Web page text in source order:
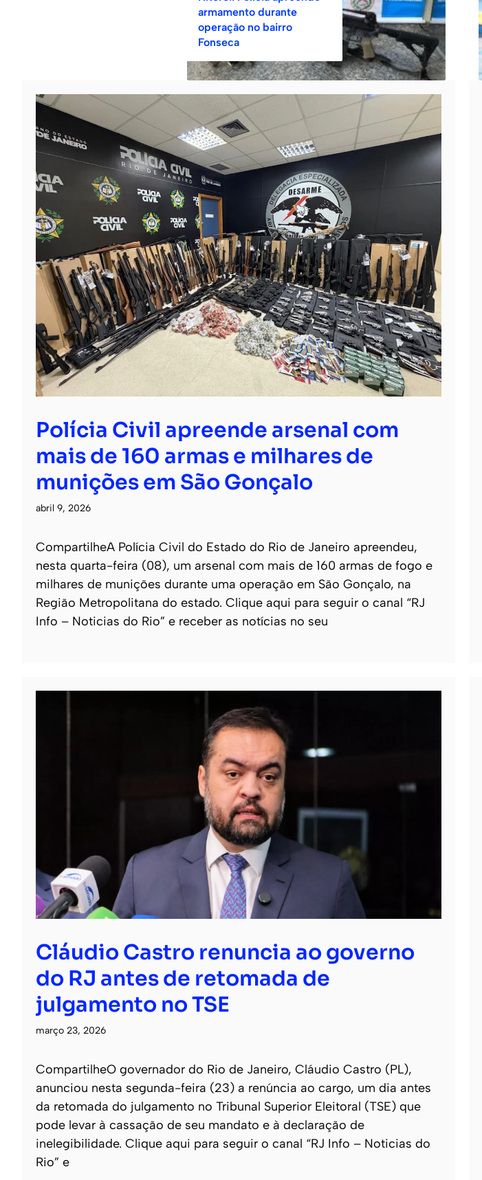
armamento durante
operação no bairro
Fonseca
Polícia Civil apreende arsenal com
mais de 160 armas e milhares de
munições em São Gonçalo
abril 9, 2026
CompartilheA Polícia Civil do Estado do Rio de Janeiro apreendeu,
nesta quarta-feira (08), um arsenal com mais de 160 armas de fogo e
milhares de munições durante uma operação em São Gonçalo, na
Região Metropolitana do estado. Clique aqui para seguir o canal “RJ
Info – Noticias do Rio” e receber as notícias no seu
Cláudio Castro renuncia ao governo
do RJ antes de retomada de
julgamento no TSE
março 23, 2026
CompartilheO governador do Rio de Janeiro, Cláudio Castro (PL),
anunciou nesta segunda-feira (23) a renúncia ao cargo, um dia antes
da retomada do julgamento no Tribunal Superior Eleitoral (TSE) que
pode levar à cassação de seu mandato e à declaração de
inelegibilidade. Clique aqui para seguir o canal “RJ Info – Noticias do
Rio” e